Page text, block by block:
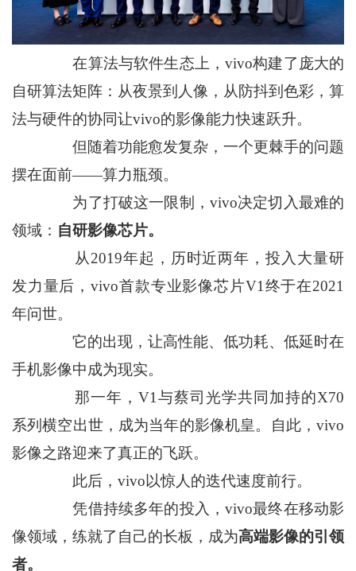
在算法与软件生态上，vivo构建了庞大的
自研算法矩阵：从夜景到人像，从防抖到色彩，算
法与硬件的协同让vivo的影像能力快速跃升。
但随着功能愈发复杂，一个更棘手的问题
摆在面前——算力瓶颈。
为了打破这一限制，vivo决定切入最难的
领域： 自研影像芯片。
从2019年起，历时近两年，投入大量研
发力量后，vivo首款专业影像芯片V1终于在2021
年问世。
它的出现，让高性能、低功耗、低延时在
手机影像中成为现实。
那一年，V1与蔡司光学共同加持的X70
系列横空出世，成为当年的影像机皇。自此，vivo
影像之路迎来了真正的飞跃。
此后，vivo以惊人的迭代速度前行。
凭借持续多年的投入，vivo最终在移动影
像领域，练就了自己的长板，成为高端影像的引领
者。